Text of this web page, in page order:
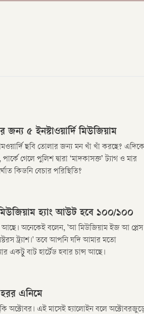
জন্য ৫ ইনস্টাওয়ার্দি মিউজিয়াম
ছবি তোলার জন্য মন খাঁ খাঁ করছে?
গেলে পুলিশ দ্বারা ‘মাদকাসক্ত’ ট্যাগ ও মার
কিডনি বেচার পরিস্থিতি?
মিউজিয়াম হ্যাং আউট হবে ১০০/১০০
আছে। অনেকেই বলেন, 'আ মিউজিয়াম ইজ আ প্লেস
যদি আমার মতো
বাট হার্টেড হবার চান্স আছে।
এনিমে
অক্টোবর। এই মাসেই হ্যালোইন বলে